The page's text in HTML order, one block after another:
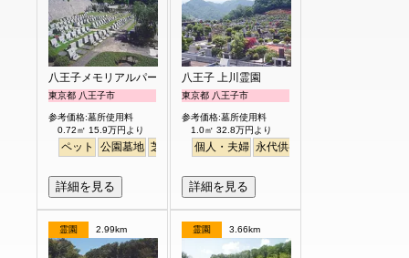
八王子メモリアルパーク
東京都 八王子市
参考価格:墓所使用料
0.72㎡ 15.9万円より
ペット 公園墓地 芝生
詳細を見る
八王子 上川霊園
東京都 八王子市
参考価格:墓所使用料
1.0㎡ 32.8万円より
個人・夫婦 永代供養
詳細を見る
霊園 2.99km 霊園 3.66km